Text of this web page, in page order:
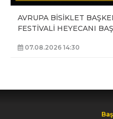
AVRUPA BİSİKLET
FESTİVALİ HEYECANI
07.08.2026 14:30